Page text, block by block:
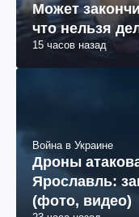
Может
что нельзя
15 часов назад
Война в Украине
Дроны
Ярославль:
(фото, видео)